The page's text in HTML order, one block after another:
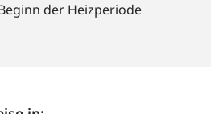
der Heizperiode